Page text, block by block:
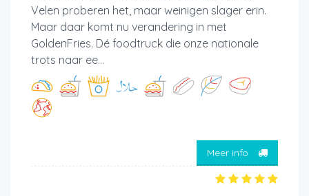
Velen proberen het, maar weinigen slager erin.
Maar daar komt nu verandering in met
GoldenFries. Dé foodtruck die onze nationale
trots naar ee...
Meer info